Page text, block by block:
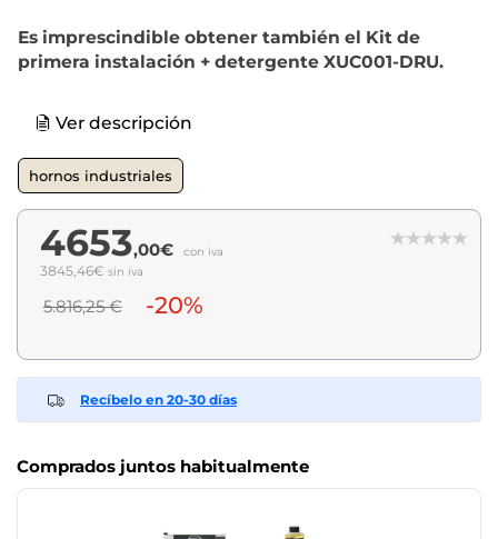
Es imprescindible obtener también el Kit de
primera instalación + detergente XUC001-DRU.
Ver descripción
hornos industriales
4653,00€ con iva
3845,46€ sin iva
5.816,25 € -20%
Recíbelo en 20-30 días
Comprados juntos habitualmente